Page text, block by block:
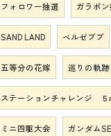
フォロワー抽選 ガラポ
SAND LAND ベルゼブブ
五等分の花嫁 巡りの軌跡
ステーションチャレンジ ５
ミニ四駆大会 ガンダム